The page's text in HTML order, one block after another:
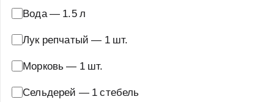
Вода— 1.5 л
Лук репчатый — 1 шт.
Морковь — 1 шт.
Сельдерей — 1 стебель